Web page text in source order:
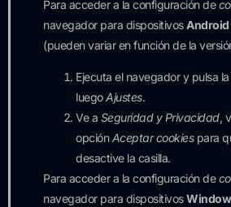
Para acceder a la configuración de
navegador para dispositivosAndroid
(pueden variar en función de la
Ejecuta el navegador y pulsa
luegoAjustes.
Ve a Seguridad y Privacidad,
opciónAceptar cookiespara
desactive la casilla.
Para acceder a la configuración de
navegador para dispositivos